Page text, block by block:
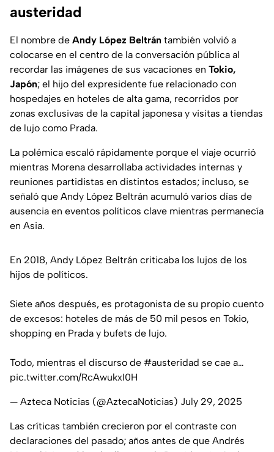
austeridad
El nombre de Andy López Beltrán también volvió a
colocarse en el centro de la conversación pública al
recordar las imágenes de sus vacaciones en Tokio,
Japón; el hijo del expresidente fue relacionado con
hospedajes en hoteles de alta gama, recorridos por
zonas exclusivas de la capital japonesa y visitas a tiendas
de lujo como Prada.
La polémica escaló rápidamente porque el viaje ocurrió
mientras Morena desarrollaba actividades internas y
reuniones partidistas en distintos estados; incluso, se
señaló que Andy López Beltrán acumuló varios días de
ausencia en eventos políticos clave mientras permanecía
en Asia.
En 2018, Andy López Beltrán criticaba los lujos de los
hijos de políticos.
Siete años después, es protagonista de su propio cuento
de excesos: hoteles de más de 50 mil pesos en Tokio,
shopping en Prada y bufets de lujo.
Todo, mientras el discurso de #austeridad se cae a…
pic.twitter.com/RcAwukxI0H
— Azteca Noticias (@AztecaNoticias) July 29, 2025
Las críticas también crecieron por el contraste con
declaraciones del pasado; años antes de que Andrés